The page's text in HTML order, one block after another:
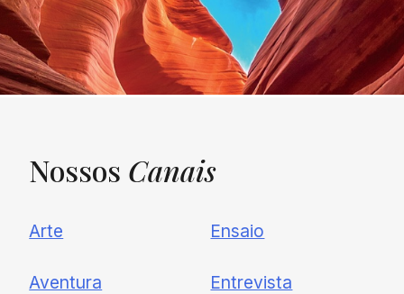
UNQUIET
Newsletter
Nossos Canais
Arte
Aventura
Ensaio
Entrevista